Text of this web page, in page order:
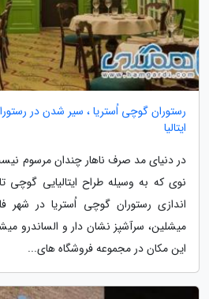
رستوران گوچی اُستریا ، سیر شدن در
ایتالیا
در دنیای مد صرف ناهار چندان مرسوم
نوی که به وسیله طراح ایتالیایی
اندازی رستوران گوچی اُستریا در شهر
میشلین، سرآشپز نشان دار و الساندرو
این مکان در مجموعه فروشگاه های...